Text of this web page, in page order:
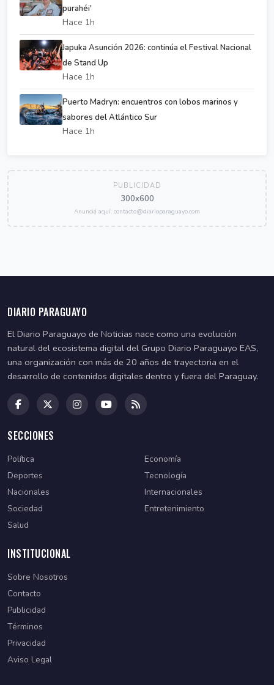
purahéi'
Hace 1h
Japuka Asunción 2026: continúa el Festival Nacional
de Stand Up
Hace 1h
Puerto Madryn: encuentros con lobos marinos y
sabores del Atlántico Sur
Hace 1h
PUBLICIDAD
300x600
Anunciá aquí: contacto@diarioparaguayo.com
DIARIO PARAGUAYO
El Diario Paraguayo de Noticias nace como una evolución
natural del ecosistema digital del Grupo Diario Paraguayo EAS,
una organización con más de 20 años de trayectoria en el
desarrollo de contenidos digitales dentro y fuera del Paraguay.
SECCIONES
Política
Economía
Deportes
Tecnología
Nacionales
Internacionales
Sociedad
Entretenimiento
Salud
INSTITUCIONAL
Sobre Nosotros
Contacto
Publicidad
Términos
Privacidad
Aviso Legal